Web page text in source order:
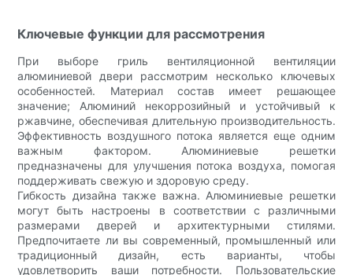
Ключевые функции для рассмотрения
При выборе гриль вентиляционной вентиляции
алюминиевой двери рассмотрим несколько ключевых
особенностей. Материал состав имеет решающее
значение; Алюминий некоррозийный и устойчивый к
ржавчине, обеспечивая длительную производительность.
Эффективность воздушного потока является еще одним
важным фактором. Алюминиевые решетки
предназначены для улучшения потока воздуха, помогая
поддерживать свежую и здоровую среду.
Гибкость дизайна также важна. Алюминиевые решетки
могут быть настроены в соответствии с различными
размерами дверей и архитектурными стилями.
Предпочитаете ли вы современный, промышленный или
традиционный дизайн, есть варианты, чтобы
удовлетворить ваши потребности. Пользовательские